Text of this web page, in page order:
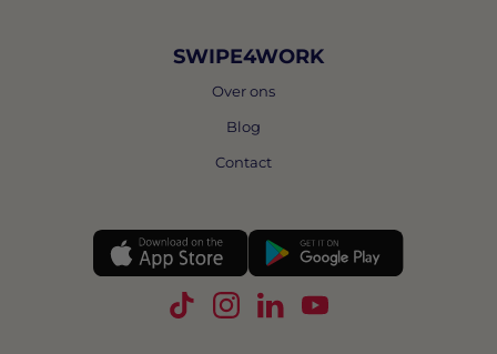
SWIPE4WORK
Over ons
Blog
Contact
Volg Swipe4Work op TikTok
Volg Swipe4Work op
Volg Swipe4Work op
Volg Swipe4Work